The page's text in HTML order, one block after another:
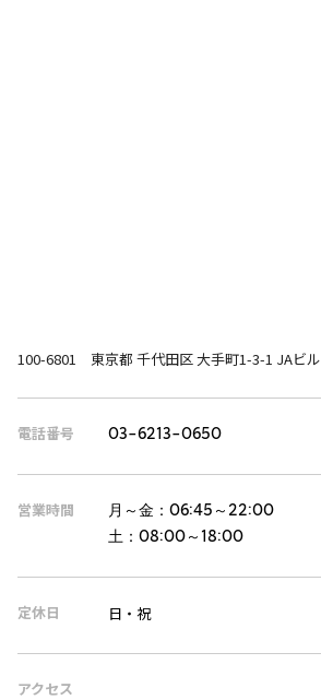
100-6801 東京都 千代田区 大手町1-3-1 JAビル
電話番号 03-6213-0650
営業時間 月～金：06:45～22:00
土：08:00～18:00
定休日 日・祝
アクセス